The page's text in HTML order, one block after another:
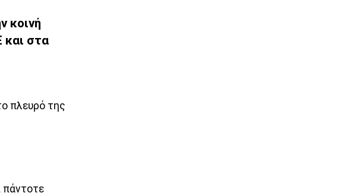
κοινή
και στα
πλευρό της
πάντοτε